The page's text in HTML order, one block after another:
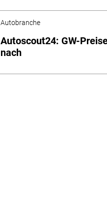
Autobranche
Autoscout24: GW-
nach